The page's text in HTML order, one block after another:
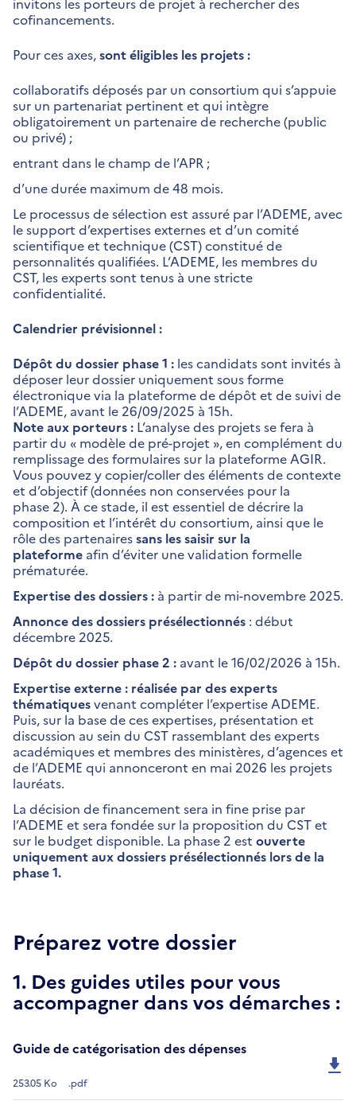
cofinancements.
Pour ces axes,sont éligibles les projets :
collaboratifs déposés par un consortium qui s’appuie
sur un partenariat pertinent et qui intègre
obligatoirement un partenaire de recherche (public
ou privé) ;
entrant dans le champ de l’APR ;
d’une durée maximum de 48 mois.
Le processus de sélection est assuré par l’ADEME, avec
le support d’expertises externes et d’un comité
scientifique et technique (CST) constitué de
personnalités qualifiées. L’ADEME, les membres du
CST, les experts sont tenus à une stricte
confidentialité.
Calendrier prévisionnel :
Dépôt du dossier phase 1 : les candidats sont invités à
déposer leur dossier uniquement sous forme
électronique via la plateforme de dépôt et de suivi de
l’ADEME, avant le 26/09/2025 à 15h.
Note aux porteurs : L’analyse des projets se fera à
partir du « modèle de pré-projet », en complément du
remplissage des formulaires sur la plateforme AGIR.
Vous pouvez y copier/coller des éléments de contexte
et d’objectif (données non conservées pour la
phase 2). À ce stade, il est essentiel de décrire la
composition et l’intérêt du consortium, ainsi que le
rôle des partenairessans les saisir sur la
plateforme afin d’éviter une validation formelle
prématurée.
Expertise des dossiers : à partir de mi-novembre 2025.
Annonce des dossiers présélectionnés : début
décembre 2025.
Dépôt du dossier phase 2 : avant le 16/02/2026 à 15h.
Expertise externe : réalisée par des experts
thématiquesvenant compléter l’expertise ADEME.
Puis, sur la base de ces expertises, présentation et
discussion au sein du CST rassemblant des experts
académiques et membres des ministères, d’agences et
de l’ADEME qui annonceront en mai 2026 les projets
lauréats.
La décision de financement sera in fine prise par
l’ADEME et sera fondée sur la proposition du CST et
sur le budget disponible. La phase 2 est ouverte
uniquement aux dossiers présélectionnés lors de la
phase 1.
Préparez votre dossier
1. Des guides utiles pour vous
accompagner dans vos démarches :
Guide de catégorisation des dépenses
253.05 Ko .pdf